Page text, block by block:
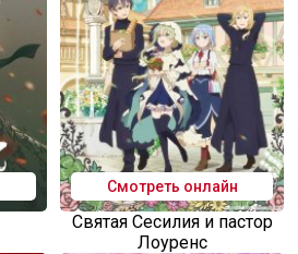
Смотреть онлайн
Святая Сесилия и пастор
Лоуренс